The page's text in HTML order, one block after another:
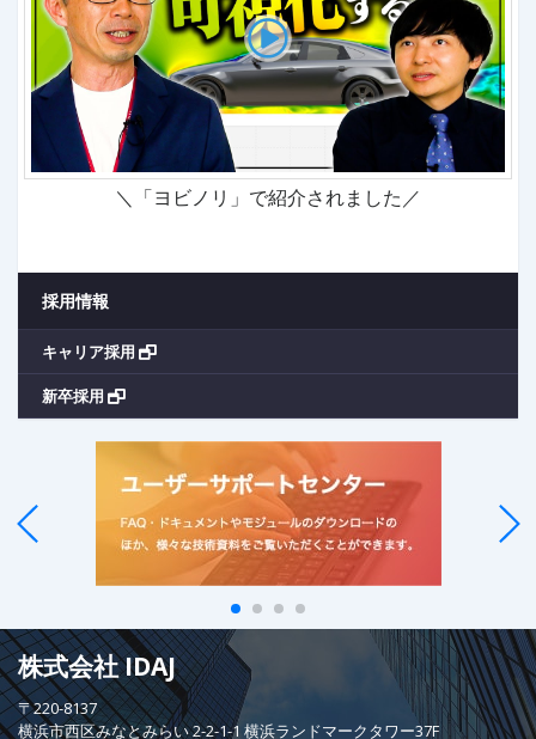
＼「ヨビノリ」で紹介されました／
採用情報
キャリア採用
新卒採用
株式会社 IDAJ
〒220-8137
横浜市西区みなとみらい 2-2-1-1 横浜ランドマークタワー37F